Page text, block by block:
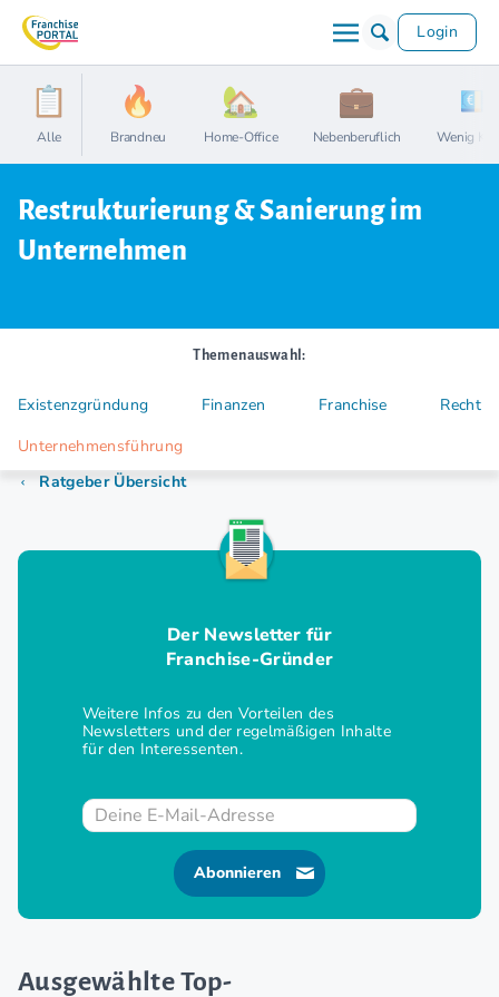
Login
Alle Brandneu Home-Office Nebenberuflich Wenig
Restrukturierung & Sanierung im
Unternehmen
Themenauswahl:
Existenzgründung Finanzen Franchise
Recht
Unternehmensführung
Ratgeber Übersicht
Der Newsletter für
Franchise-Gründer
Weitere Infos zu den Vorteilen des
Newsletters und der regelmäßigen Inhalte
für den Interessenten.
Abonnieren
Ausgewählte Top-